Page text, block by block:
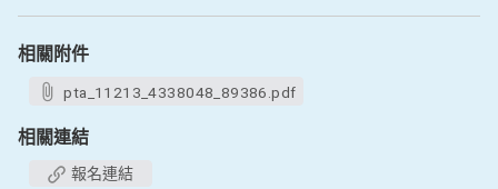
相關附件
pta_11213_4338048_89386.pdf
相關連結
報名連結